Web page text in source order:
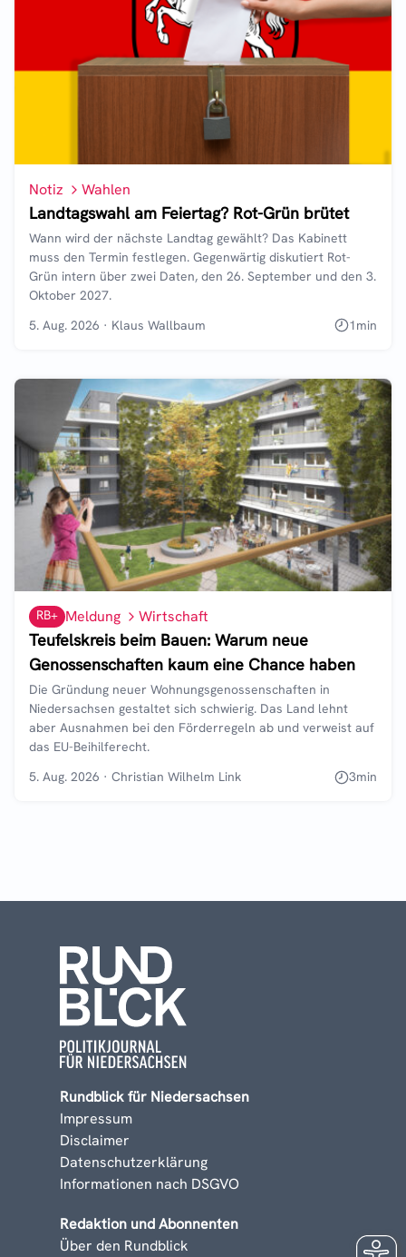
Notiz Wahlen
Landtagswahl am Feiertag? Rot-Grün brütet
Wann wird der nächste Landtag gewählt? Das Kabinett
muss den Termin festlegen. Gegenwärtig diskutiert Rot-
Grün intern über zwei Daten, den 26. September und den 3.
Oktober 2027.
5. Aug. 2026 · Klaus Wallbaum 1min
RB+ Meldung Wirtschaft
Teufelskreis beim Bauen: Warum neue
Genossenschaften kaum eine Chance haben
Die Gründung neuer Wohnungsgenossenschaften in
Niedersachsen gestaltet sich schwierig. Das Land lehnt
aber Ausnahmen bei den Förderregeln ab und verweist auf
das EU-Beihilferecht.
5. Aug. 2026 · Christian Wilhelm Link 3min
Rundblick für Niedersachsen
Impressum
Disclaimer
Datenschutzerklärung
Informationen nach DSGVO
Redaktion und Abonnenten
Über den Rundblick